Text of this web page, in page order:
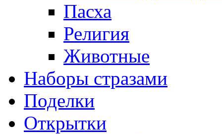
Пасха
Религия
Животные
Наборы стразами
Поделки
Открытки